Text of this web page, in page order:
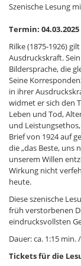
Szenische Lesung
Termin:
Rilke (1875-1926)
Ausdruckskraft.
Bildersprache, die
Seine
in ihrer
widmet er sich den
Leben und Tod,
und
Brief von 1924 auf
die „das Beste, uns
unserem Willen
Wirkung nicht
heute.
Diese szenische
früh verstorbenen
eindrucksvollsten
Dauer: ca. 1:15
Tickets für die